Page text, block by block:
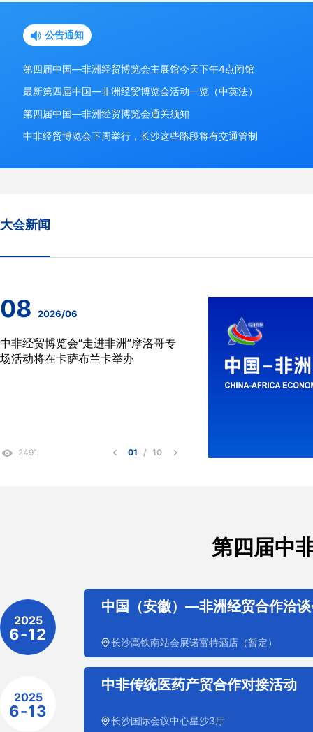
公告通知
第四届中国—非洲经贸博览会主展馆今天下午4点闭馆
最新第四届中国—非洲经贸博览会活动一览（中英法）
第四届中国—非洲经贸博览会通关须知
中非经贸博览会下周举行，长沙这些路段将有交通管制
大会新闻
08 2026/06
中非经贸博览会“走进非洲”摩洛哥专
场活动将在卡萨布兰卡举办
2491 01 / 10
第四届中
2025
6-12
2025
6-13
中国（安徽）—非洲经贸合作洽
长沙高铁南站会展诺富特酒店（暂定）
中非传统医药产贸合作对接活动
长沙国际会议中心星沙3厅